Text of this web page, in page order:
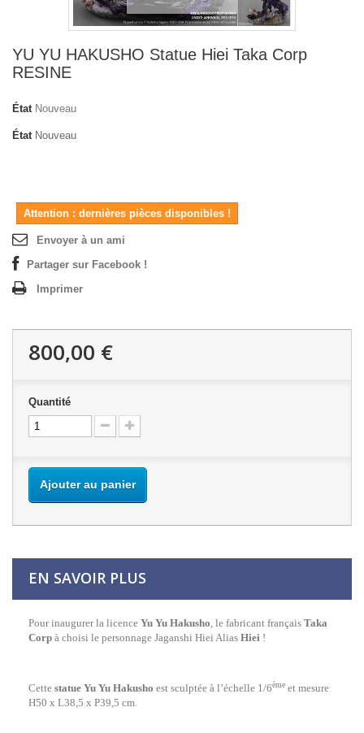
YU YU HAKUSHO Statue Hiei Taka Corp
RESINE
État Nouveau
État Nouveau
Attention : dernières pièces disponibles !
Envoyer à un ami
Partager sur Facebook !
Imprimer
800,00 €
Quantité
Ajouter au panier
EN SAVOIR PLUS
Pour inaugurer la licence Yu Yu Hakusho, le fabricant français Taka
Corp à choisi le personnage Jaganshi Hiei Alias Hiei !
Cette statue Yu Yu Hakusho est sculptée à l’échelle 1/6ème et mesure
H50 x L38,5 x P39,5 cm.